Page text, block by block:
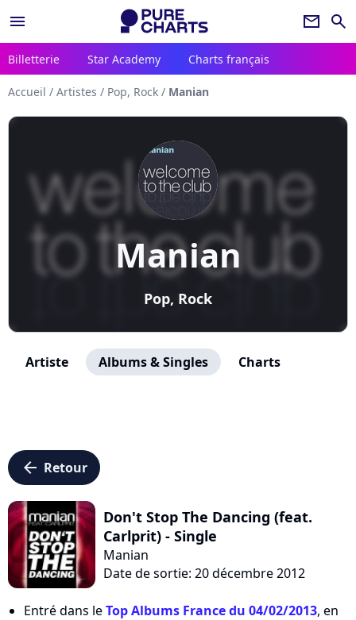
menu newsletter search
Billetterie Star Academy Charts français
Accueil / Artistes / Pop, Rock / Manian
Manian
Pop, Rock
Artiste Albums & Singles Charts
arrow_left Retour
Don't Stop The Dancing (feat.
Carlprit) - Single
Manian
Date de sortie: 20 décembre 2012
Entré dans leTop Albums France du 04/02/2013, en